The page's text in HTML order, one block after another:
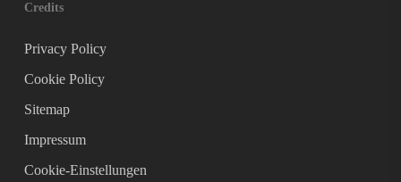
Credits
Privacy Policy
Cookie Policy
Sitemap
Impressum
Cookie-Einstellungen